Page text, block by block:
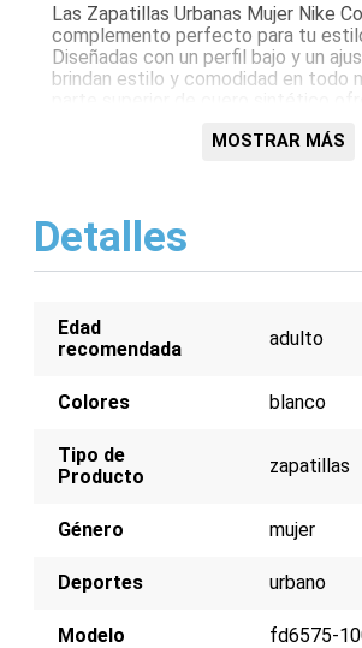
Las Zapatillas Urbanas Mujer Nike
complemento perfecto para tu
Diseñadas con un perfil bajo y un
brindan estilo y comodidad en todo
espuma proporciona amortiguación
Características:
Perfil bajo para mayor
Entresuela de espuma para
soporte
MOSTRAR MÁS
Detalles
Edad
recomendada
adulto
Colores blanco
Tipo de
Producto
zapatillas
Género mujer
Deportes urbano
Modelo fd6575-